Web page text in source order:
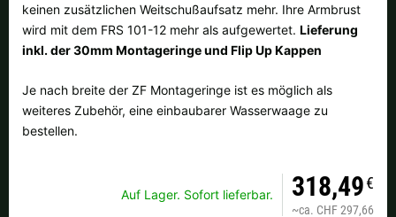
keinen zusätzlichen Weitschußaufsatz mehr. Ihre Armbrust
wird mit dem FRS 101-12 mehr als aufgewertet. Lieferung
inkl. der 30mm Montageringe und Flip Up Kappen
Je nach breite der ZF Montageringe ist es möglich als
weiteres Zubehör, eine einbaubarer Wasserwaage zu
bestellen.
Auf Lager. Sofort lieferbar. 318,49€
~ca. CHF 297,66